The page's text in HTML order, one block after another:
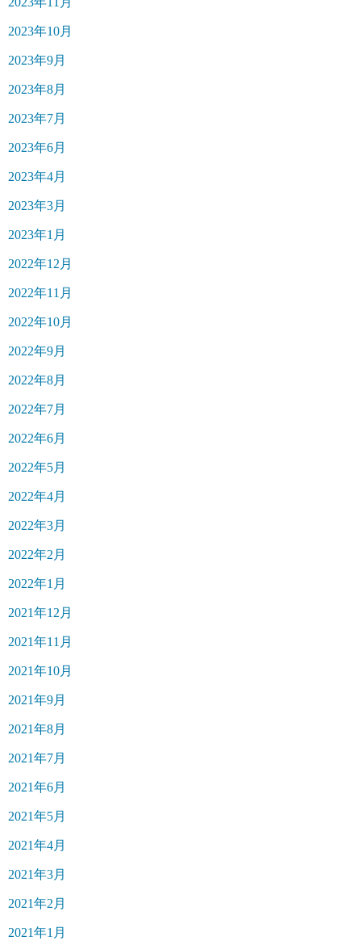
2023年10月
2023年9月
2023年8月
2023年7月
2023年6月
2023年4月
2023年3月
2023年1月
2022年12月
2022年11月
2022年10月
2022年9月
2022年8月
2022年7月
2022年6月
2022年5月
2022年4月
2022年3月
2022年2月
2022年1月
2021年12月
2021年11月
2021年10月
2021年9月
2021年8月
2021年7月
2021年6月
2021年5月
2021年4月
2021年3月
2021年2月
2021年1月